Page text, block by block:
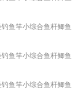
鱼竿小综合鱼杆鲫鱼
鱼竿小综合鱼杆鲫鱼
鱼竿小综合鱼杆鲫鱼